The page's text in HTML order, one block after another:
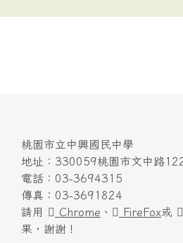
桃園市立中興國民中學
地址：330059桃園市文中路
電話：03-3694315
傳真：03-3691824
請用
Chrome 、 FireFox或
果，謝謝！